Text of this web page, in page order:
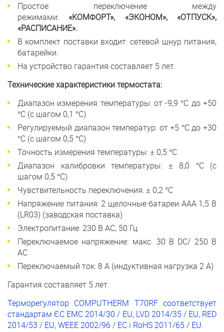
Простое переключение между
режимами: «КОМФОРТ», «ЭКОНОМ», «ОТПУСК»,
«РАСПИСАНИЕ».
В комплект поставки входит: сетевой шнур питания,
батарейки.
На устройство гарантия составляет 5 лет.
Технические характеристики термостата:
Диапазон измерения температуры: от -9,9 °C до +50
°C (с шагом 0,1 °C)
Регулируемый диапазон температур: от +5 °C до +30
°C (с шагом 0,5 °C)
Точность измерения температуры: ± 0,5 °C
Диапазон калибровки температуры: ± 8,0 °C (с
шагом 0,5 °C)
Чувствительность переключения: ± 0,2 °C
Напряжение питания: 2 щелочные батареи AAA 1,5 В
(LR03) (заводская поставка)
Электропитание: 230 В AC, 50 Гц
Переключаемое напряжение: макс. 30 В DC/ 250 В
AC
Переключаемый ток: 8 А (индуктивная нагрузка 2 А)
Гарантия составляет 5 лет.
Терморегулятор COMPUTHERM T70RF соответствует
стандартам ЄС EMC 2014/30 / EU, LVD 2014/35 / EU, RED
2014/53 / EU, WEEE 2002/96 / EC і RoHS 2011/65 / EU.